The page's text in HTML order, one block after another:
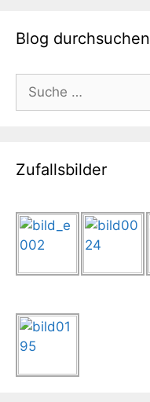
Blog durchsuchen
nach:
Zufallsbilder